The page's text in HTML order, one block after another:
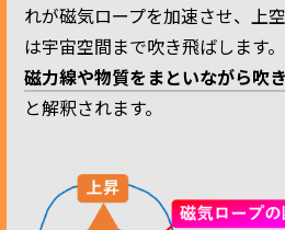
れが磁気ロープを加速させ、上
は宇宙空間まで吹き飛ばします。
磁力線や物質をまといながら吹
と解釈されます。